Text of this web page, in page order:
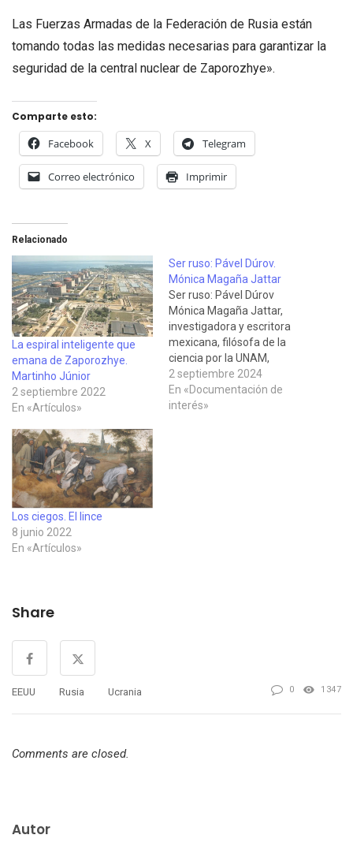
Las Fuerzas Armadas de la Federación de Rusia están
tomando todas las medidas necesarias para garantizar la
seguridad de la central nuclear de Zaporozhye».
Comparte esto:
Facebook X Telegram
Correo electrónico Imprimir
Relacionado
La espiral inteligente que
emana de Zaporozhye.
Martinho Júnior
2 septiembre 2022
En «Artículos»
Ser ruso: Pável Dúrov.
Mónica Magaña Jattar
Ser ruso: Pável Dúrov
Mónica Magaña Jattar,
investigadora y escritora
mexicana, filósofa de la
ciencia por la UNAM,
reflexiona en Aporrea, el 30
de agosto de 2024, sobre la
detención de Pável Dúrov, el
2 septiembre 2024
En «Documentación de
interés»
Los ciegos. El lince
8 junio 2022
En «Artículos»
Share
EEUU Rusia Ucrania 0 1347
Comments are closed.
Autor